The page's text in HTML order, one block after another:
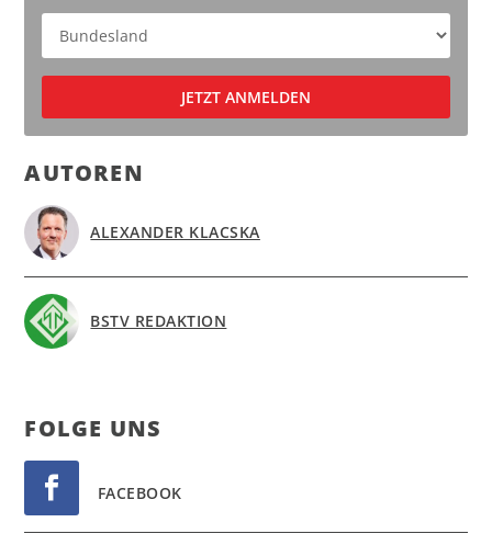
AUTOREN
ALEXANDER KLACSKA
BSTV REDAKTION
FOL­GE UNS
FACEBOOK